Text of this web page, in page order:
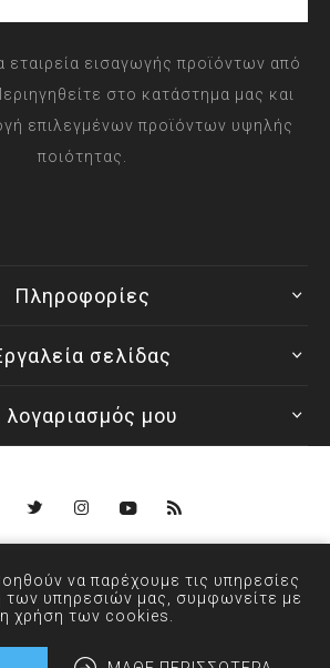
εταιρεία εισαγωγής προϊόντων από
στο κατάστημα μας και
επιλεγμένων προϊόντων υψηλής
ποιότητας.
Πληροφορίες
σελίδας
λογαριασμός μου
by
να παρέχουμε τις υπηρεσίες
των υπηρεσιών μας, συμφωνείτε με
χρήση των cookies.